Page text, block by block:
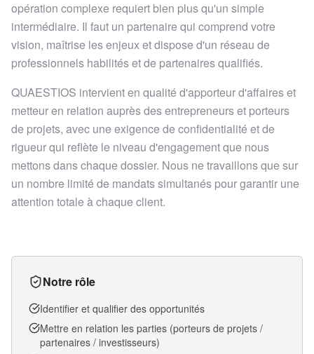
opération complexe requiert bien plus qu'un simple
intermédiaire. Il faut un partenaire qui comprend votre
vision, maîtrise les enjeux et dispose d'un réseau de
professionnels habilités et de partenaires qualifiés.
QUAESTIOS intervient en qualité d'apporteur d'affaires et
metteur en relation auprès des entrepreneurs et porteurs
de projets, avec une exigence de confidentialité et de
rigueur qui reflète le niveau d'engagement que nous
mettons dans chaque dossier. Nous ne travaillons que sur
un nombre limité de mandats simultanés pour garantir une
attention totale à chaque client.
Notre rôle
Identifier et qualifier des opportunités
Mettre en relation les parties (porteurs de projets /
partenaires / investisseurs)